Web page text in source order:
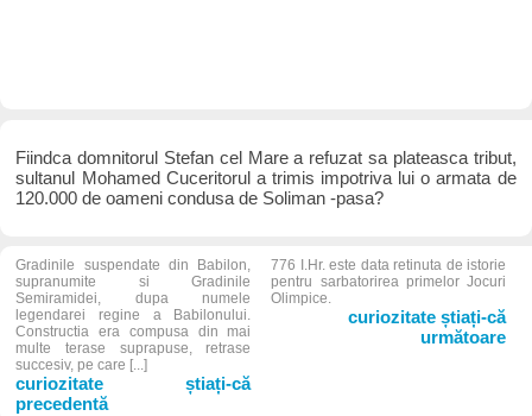
Fiindca domnitorul Stefan cel Mare a refuzat sa plateasca tribut,
sultanul Mohamed Cuceritorul a trimis impotriva lui o armata de
120.000 de oameni condusa de Soliman -pasa?
Gradinile suspendate din Babilon,
supranumite si Gradinile
Semiramidei, dupa numele
legendarei regine a Babilonului.
Constructia era compusa din mai
multe terase suprapuse, retrase
succesiv, pe care [...]
curiozitate știați-că
precedentă
776 I.Hr. este data retinuta de istorie
pentru sarbatorirea primelor Jocuri
Olimpice.
curiozitate știați-că
următoare